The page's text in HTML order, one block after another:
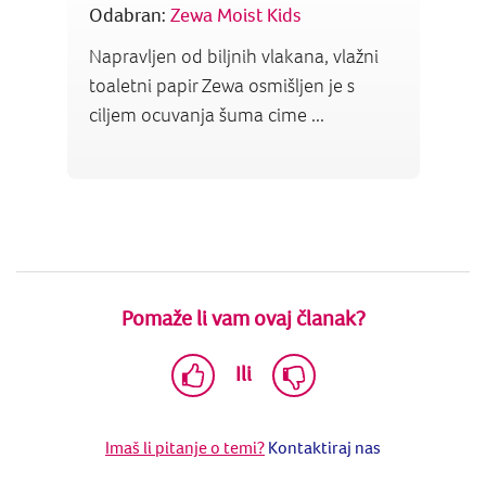
Odabran: Zewa Moist Kids
Napravljen od biljnih vlakana, vlažni
toaletni papir Zewa osmišljen je s
ciljem ocuvanja šuma cime ...
Pomaže li vam ovaj članak?
Ili
Imaš li pitanje o temi? Kontaktiraj nas